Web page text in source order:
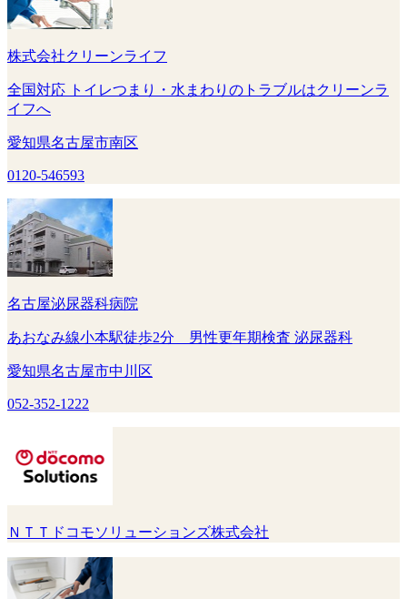
株式会社クリーンライフ
全国対応 トイレつまり・水まわりのトラブルはクリーンラ
イフへ
愛知県名古屋市南区
0120-546593
名古屋泌尿器科病院
あおなみ線小本駅徒歩2分 男性更年期検査 泌尿器科
愛知県名古屋市中川区
052-352-1222
ＮＴＴドコモソリューションズ株式会社